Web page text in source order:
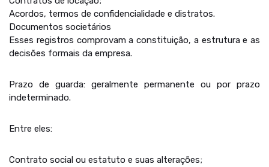
Acordos, termos de confidencialidade e distratos.
Documentos societários
Esses registros comprovam a constituição, a estrutura e as
decisões formais da empresa.
Prazo de guarda: geralmente permanente ou por prazo
indeterminado.
Entre eles:
Contrato social ou estatuto e suas alterações;